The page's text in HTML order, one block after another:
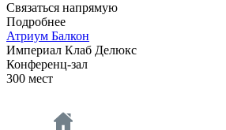
Связаться напрямую
Подробнее
Атриум Балкон
Империал Клаб Делюкс
Конференц-зал
300 мест